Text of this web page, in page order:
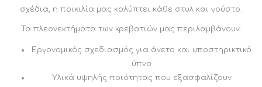
σχέδια, η ποικιλία μας καλύπτει κάθε στυλ και γούστο.
Τα πλεονεκτήματα των κρεβατιών μας περιλαμβάνουν:
Εργονομικός σχεδιασμός για άνετο και υποστηρικτικό
ύπνο
Υλικά υψηλής ποιότητας που εξασφαλίζουν